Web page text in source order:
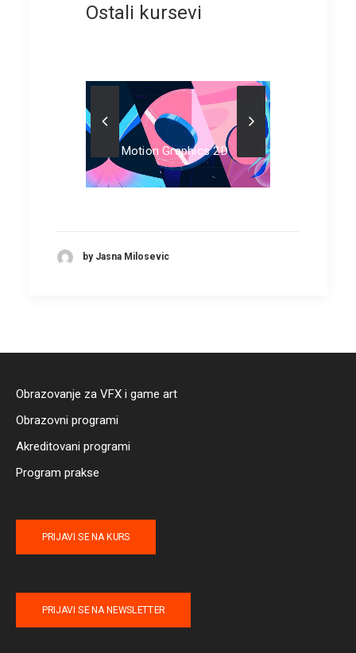
Ostali kursevi
Motion Graphics 3D
by Jasna Milosevic
Obrazovanje za VFX i game art
Obrazovni programi
Akreditovani programi
Program prakse
PRIJAVI SE NA KURS
PRIJAVI SE NA NEWSLETTER